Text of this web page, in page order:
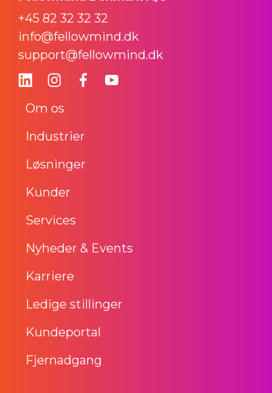
+45 82 32 32 32
info@fellowmind.dk
support@fellowmind.dk
Om os
Industrier
Løsninger
Kunder
Services
Nyheder & Events
Karriere
Ledige stillinger
Kundeportal
Fjernadgang